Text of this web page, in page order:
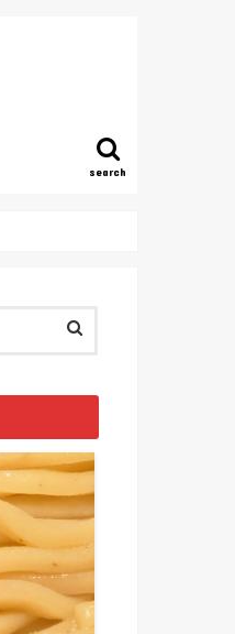
search